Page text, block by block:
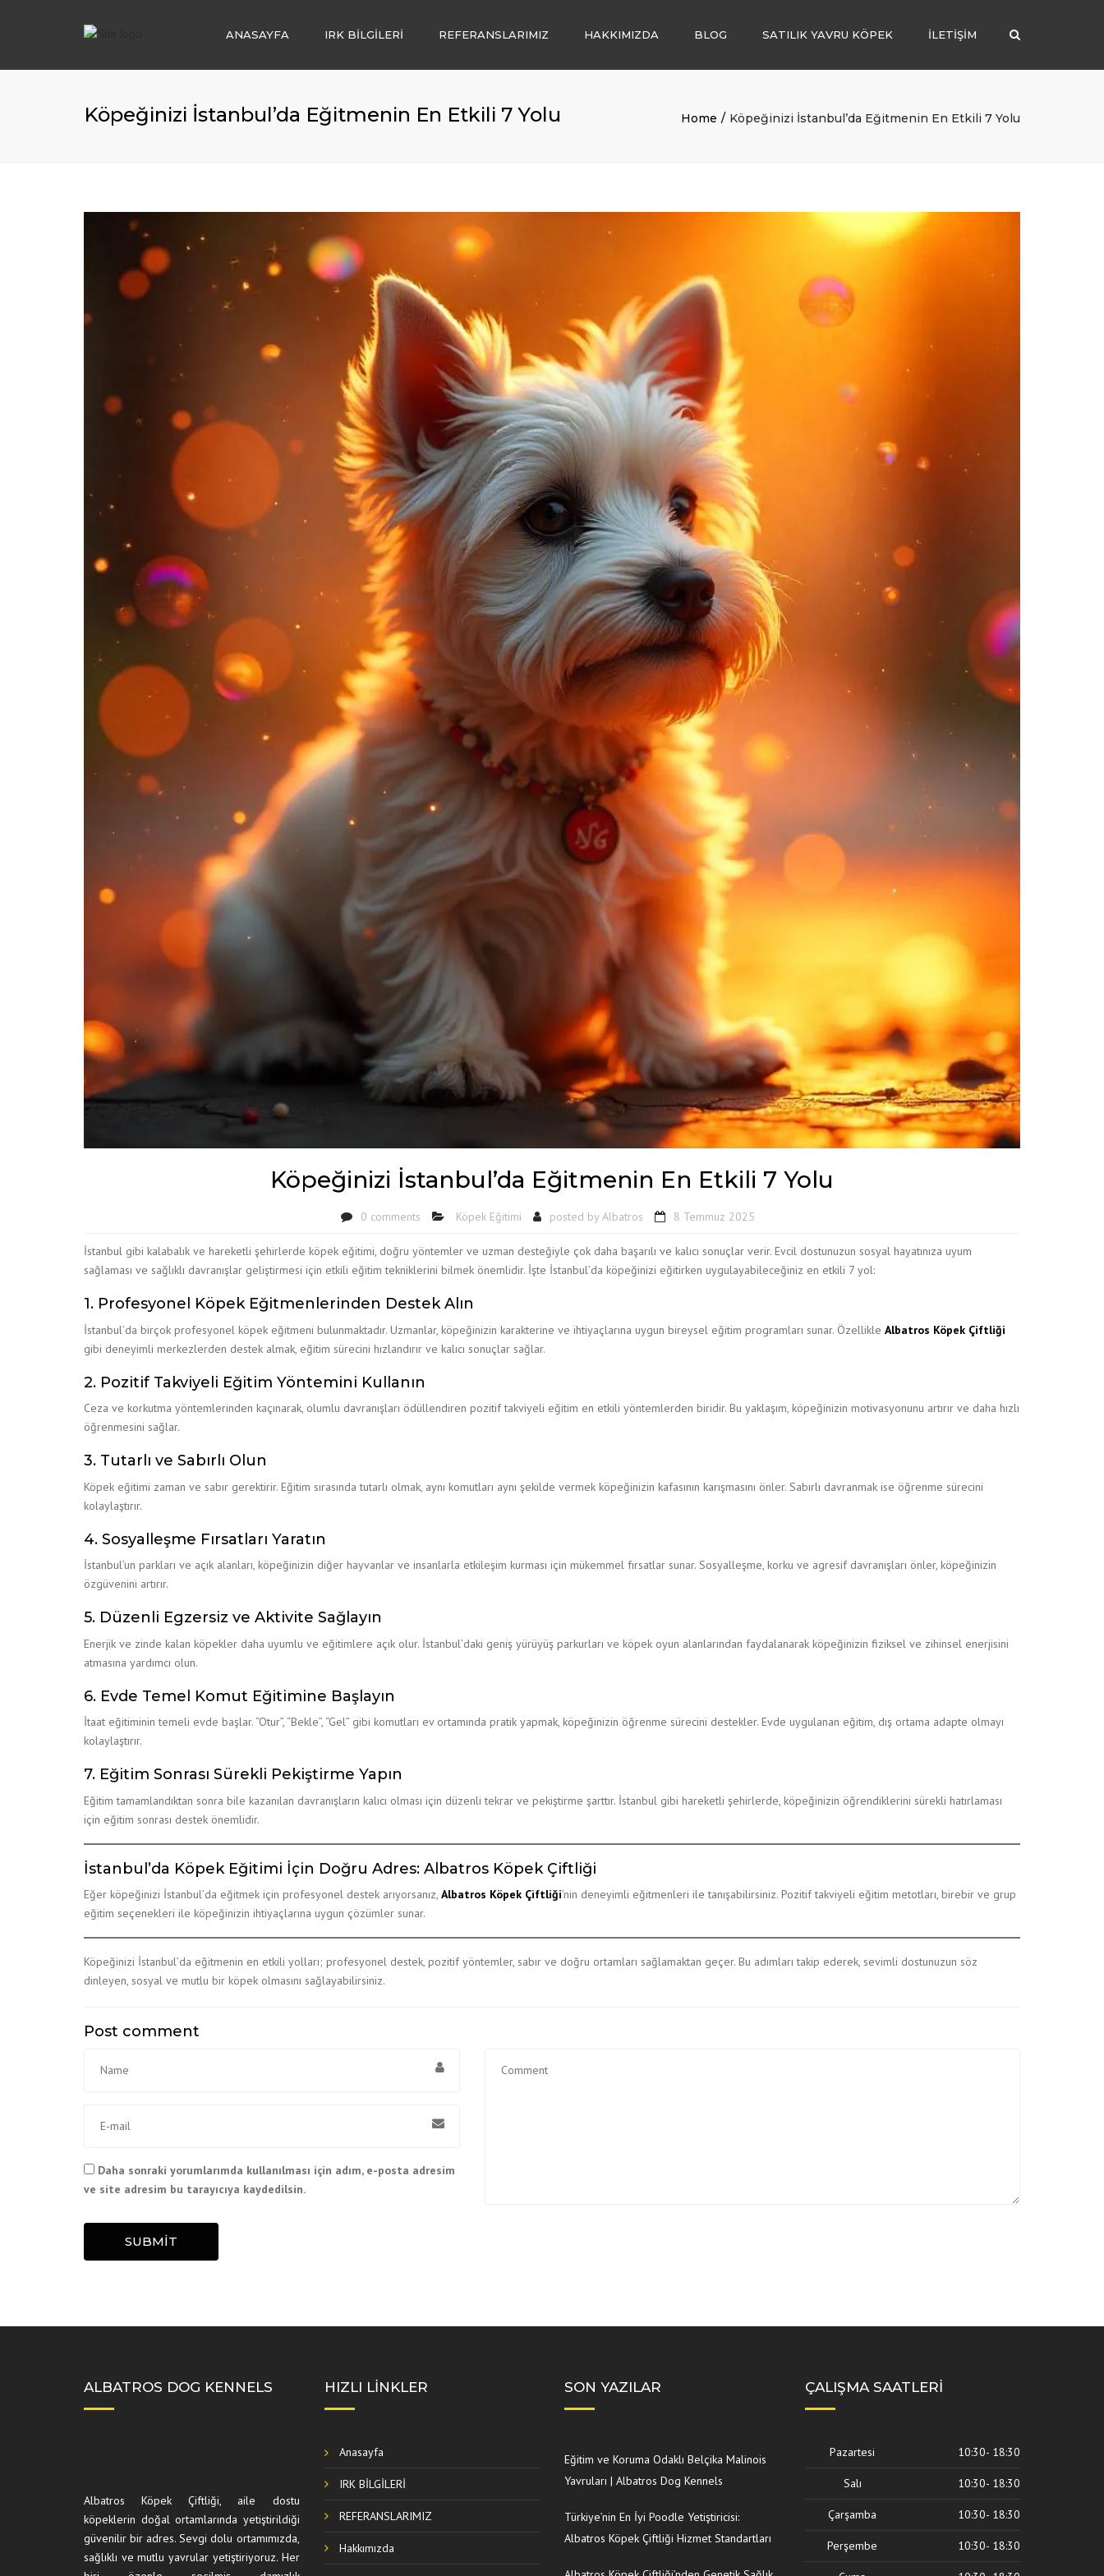
ANASAYFA IRK BİLGİLERİ
KÖPEK OTELİ
KÖPEK EĞİTİMİ
YAVRU KÖPEK SATIŞI
REFERANSLARIMIZ HAKKIMIZDA BLOG SATILIK YAVRU KÖPEK
POODLE
GOLDEN RETRİEVER
LABRADOR RETRİEVER
İLETIŞIM
Köpeğinizi İstanbul’da Eğitmenin En Etkili 7 Yolu Home Köpeğinizi İstanbul’da Eğitmenin En Etkili 7 Yolu
Köpeğinizi İstanbul’da Eğitmenin En Etkili 7 Yolu
0 comments Köpek Eğitimi posted by Albatros 8 Temmuz 2025
İstanbul gibi kalabalık ve hareketli şehirlerde köpek eğitimi, doğru yöntemler ve uzman desteğiyle çok daha başarılı ve kalıcı sonuçlar verir. Evcil dostunuzun sosyal hayatınıza uyum
sağlaması ve sağlıklı davranışlar geliştirmesi için etkili eğitim tekniklerini bilmek önemlidir. İşte İstanbul’da köpeğinizi eğitirken uygulayabileceğiniz en etkili 7 yol:
1. Profesyonel Köpek Eğitmenlerinden Destek Alın
İstanbul’da birçok profesyonel köpek eğitmeni bulunmaktadır. Uzmanlar, köpeğinizin karakterine ve ihtiyaçlarına uygun bireysel eğitim programları sunar. Özellikle Albatros Köpek Çiftliği
gibi deneyimli merkezlerden destek almak, eğitim sürecini hızlandırır ve kalıcı sonuçlar sağlar.
2. Pozitif Takviyeli Eğitim Yöntemini Kullanın
Ceza ve korkutma yöntemlerinden kaçınarak, olumlu davranışları ödüllendiren pozitif takviyeli eğitim en etkili yöntemlerden biridir. Bu yaklaşım, köpeğinizin motivasyonunu artırır ve daha hızlı
öğrenmesini sağlar.
3. Tutarlı ve Sabırlı Olun
Köpek eğitimi zaman ve sabır gerektirir. Eğitim sırasında tutarlı olmak, aynı komutları aynı şekilde vermek köpeğinizin kafasının karışmasını önler. Sabırlı davranmak ise öğrenme sürecini
kolaylaştırır.
4. Sosyalleşme Fırsatları Yaratın
İstanbul’un parkları ve açık alanları, köpeğinizin diğer hayvanlar ve insanlarla etkileşim kurması için mükemmel fırsatlar sunar. Sosyalleşme, korku ve agresif davranışları önler, köpeğinizin
özgüvenini artırır.
5. Düzenli Egzersiz ve Aktivite Sağlayın
Enerjik ve zinde kalan köpekler daha uyumlu ve eğitimlere açık olur. İstanbul’daki geniş yürüyüş parkurları ve köpek oyun alanlarından faydalanarak köpeğinizin fiziksel ve zihinsel enerjisini
atmasına yardımcı olun.
6. Evde Temel Komut Eğitimine Başlayın
İtaat eğitiminin temeli evde başlar. “Otur”, “Bekle”, “Gel” gibi komutları ev ortamında pratik yapmak, köpeğinizin öğrenme sürecini destekler. Evde uygulanan eğitim, dış ortama adapte olmayı
kolaylaştırır.
7. Eğitim Sonrası Sürekli Pekiştirme Yapın
Eğitim tamamlandıktan sonra bile kazanılan davranışların kalıcı olması için düzenli tekrar ve pekiştirme şarttır. İstanbul gibi hareketli şehirlerde, köpeğinizin öğrendiklerini sürekli hatırlaması
için eğitim sonrası destek önemlidir.
İstanbul’da Köpek Eğitimi İçin Doğru Adres: Albatros Köpek Çiftliği
Eğer köpeğinizi İstanbul’da eğitmek için profesyonel destek arıyorsanız, Albatros Köpek Çiftliği’nin deneyimli eğitmenleri ile tanışabilirsiniz. Pozitif takviyeli eğitim metotları, birebir ve grup
eğitim seçenekleri ile köpeğinizin ihtiyaçlarına uygun çözümler sunar.
Köpeğinizi İstanbul’da eğitmenin en etkili yolları; profesyonel destek, pozitif yöntemler, sabır ve doğru ortamları sağlamaktan geçer. Bu adımları takip ederek, sevimli dostunuzun söz
dinleyen, sosyal ve mutlu bir köpek olmasını sağlayabilirsiniz.
Post comment
Daha sonraki yorumlarımda kullanılması için adım, e-posta adresim
ve site adresim bu tarayıcıya kaydedilsin.
SUBMIT
ALBATROS DOG KENNELS
Albatros Köpek Çiftliği, aile dostu
köpeklerin doğal ortamlarında yetiştirildiği
güvenilir bir adres. Sevgi dolu ortamımızda,
sağlıklı ve mutlu yavrular yetiştiriyoruz. Her
HIZLI LINKLER
Anasayfa
IRK BİLGİLERİ
REFERANSLARIMIZ
Hakkımızda
SON YAZILAR
Eğitim ve Koruma Odaklı Belçika Malinois
Yavruları | Albatros Dog Kennels
Türkiye’nin En İyi Poodle Yetiştiricisi:
Albatros Köpek Çiftliği Hizmet Standartları
ÇALIŞMA SAATLERI
Pazartesi 10:30- 18:30
Salı 10:30- 18:30
Çarşamba 10:30- 18:30
Perşembe 10:30- 18:30